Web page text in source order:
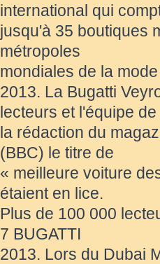
international qui
jusqu'à 35 boutiques
métropoles
mondiales de la
2013. La Bugatti
lecteurs et l'équipe de
la rédaction du
(BBC) le titre de
« meilleure voiture
étaient en lice.
Plus de 100 000
7 BUGATTI
2013. Lors du Dubai